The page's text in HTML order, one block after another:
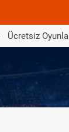
Ücretsiz